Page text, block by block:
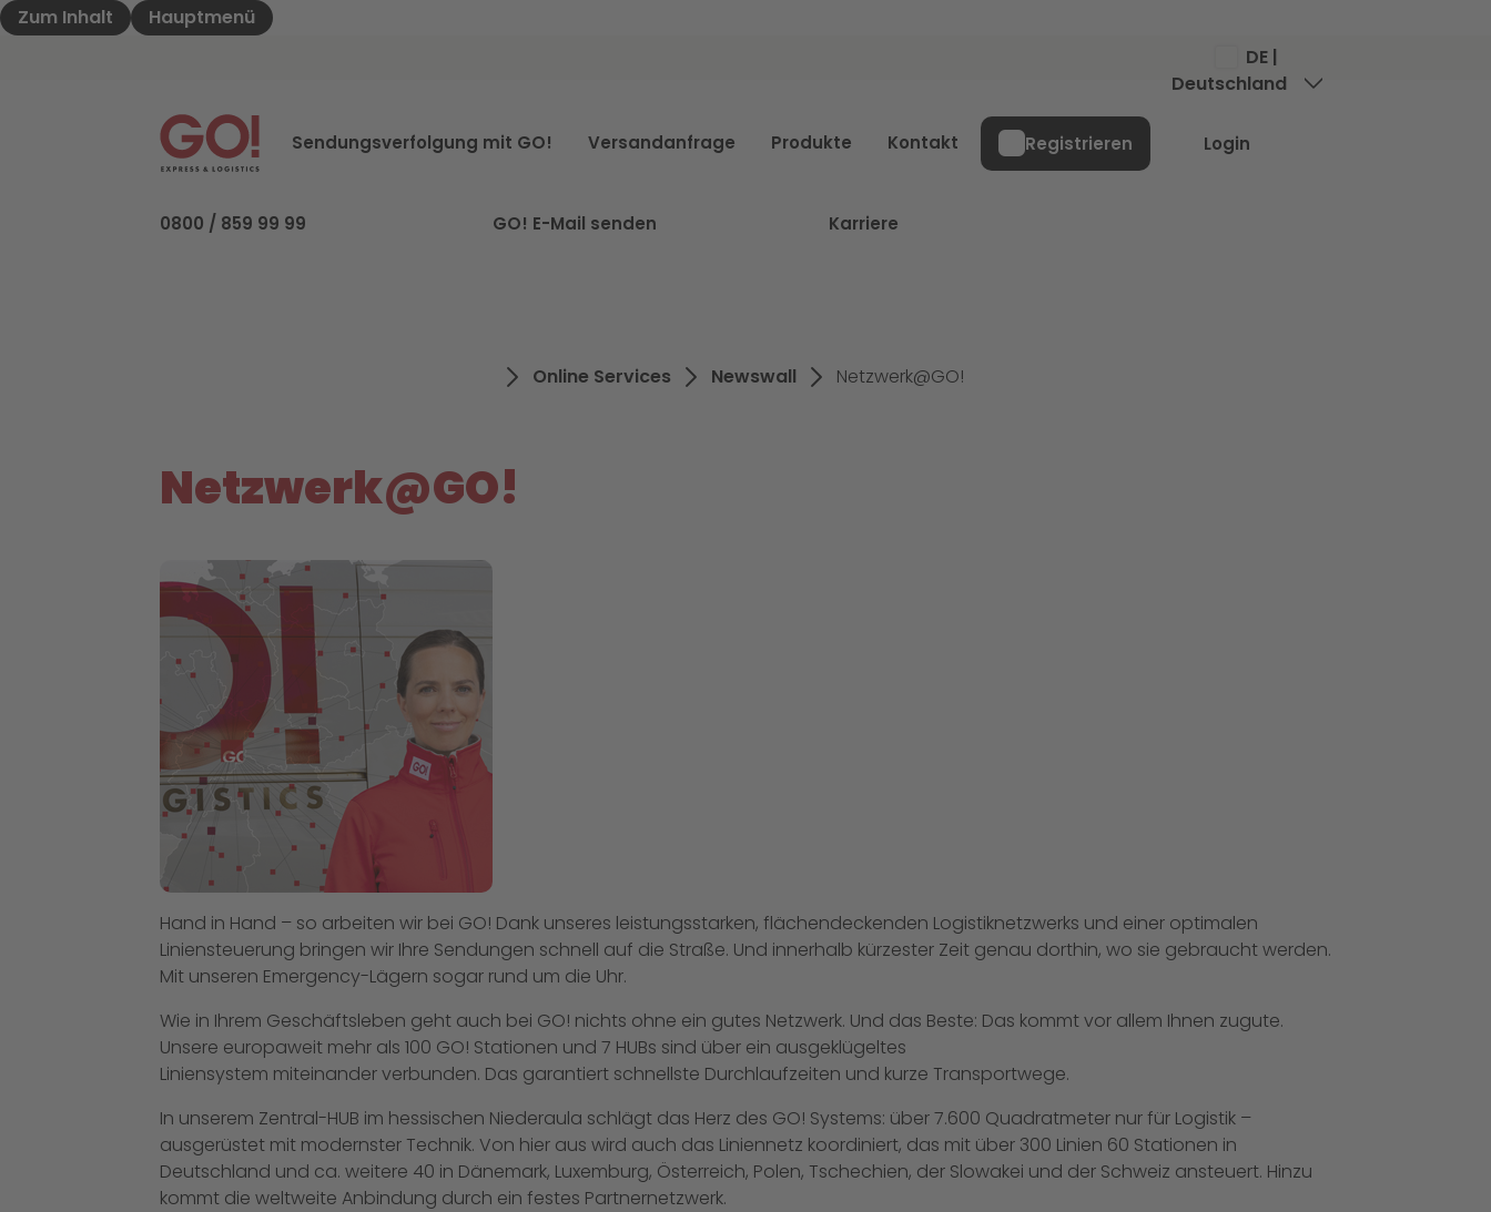
Zum Inhalt Hauptmenü
0800 / 859 99 99 GO! E-Mail senden Karriere
DE |
Deutschland
GO! Express & Logistics - Zur Starteite
Sendungsverfolgung mit GO! Versandanfrage Produkte Kontakt Registrieren Login
Online Services Newswall Netzwerk@GO!
Netzwerk@GO!
Hand in Hand – so arbeiten wir bei GO! Dank unseres leistungsstarken, flächendeckenden Logistiknetzwerks und einer optimalen
Liniensteuerung bringen wir Ihre Sendungen schnell auf die Straße. Und innerhalb kürzester Zeit genau dorthin, wo sie gebraucht werden.
Mit unseren Emergency-Lägern sogar rund um die Uhr.
Wie in Ihrem Geschäftsleben geht auch bei GO! nichts ohne ein gutes Netzwerk. Und das Beste: Das kommt vor allem Ihnen zugute.
Unsere europaweit mehr als 100 GO! Stationen und 7 HUBs sind über ein ausgeklügeltes
Liniensystem miteinander verbunden. Das garantiert schnellste Durchlaufzeiten und kurze Transportwege.
In unserem Zentral-HUB im hessischen Niederaula schlägt das Herz des GO! Systems: über 7.600 Quadratmeter nur für Logistik –
ausgerüstet mit modernster Technik. Von hier aus wird auch das Liniennetz koordiniert, das mit über 300 Linien 60 Stationen in
Deutschland und ca. weitere 40 in Dänemark, Luxemburg, Österreich, Polen, Tschechien, der Slowakei und der Schweiz ansteuert. Hinzu
kommt die weltweite Anbindung durch ein festes Partnernetzwerk.